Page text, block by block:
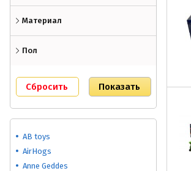
Материал
Пол
AB toys
AirHogs
Anne Geddes